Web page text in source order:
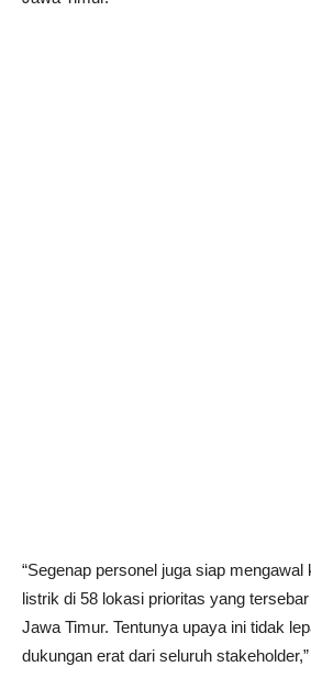
“Segenap personel juga siap
listrik di 58 lokasi prioritas yang
Jawa Timur. Tentunya upaya ini tidak
dukungan erat dari seluruh